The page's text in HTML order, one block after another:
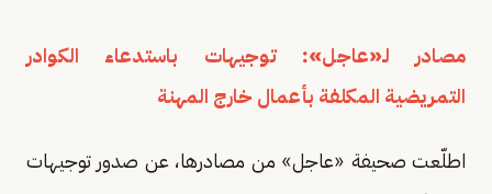
مصادر لـ«عاجل»: توجيهات باستدعاء الكوادر
التمريضية المكلفة بأعمال خارج المهنة
اطلّعت صحيفة «عاجل» من مصادرها، عن صدور توجيهات